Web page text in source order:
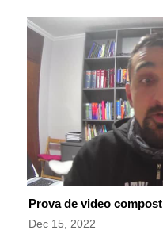
Prova de video compost
Dec 15, 2022